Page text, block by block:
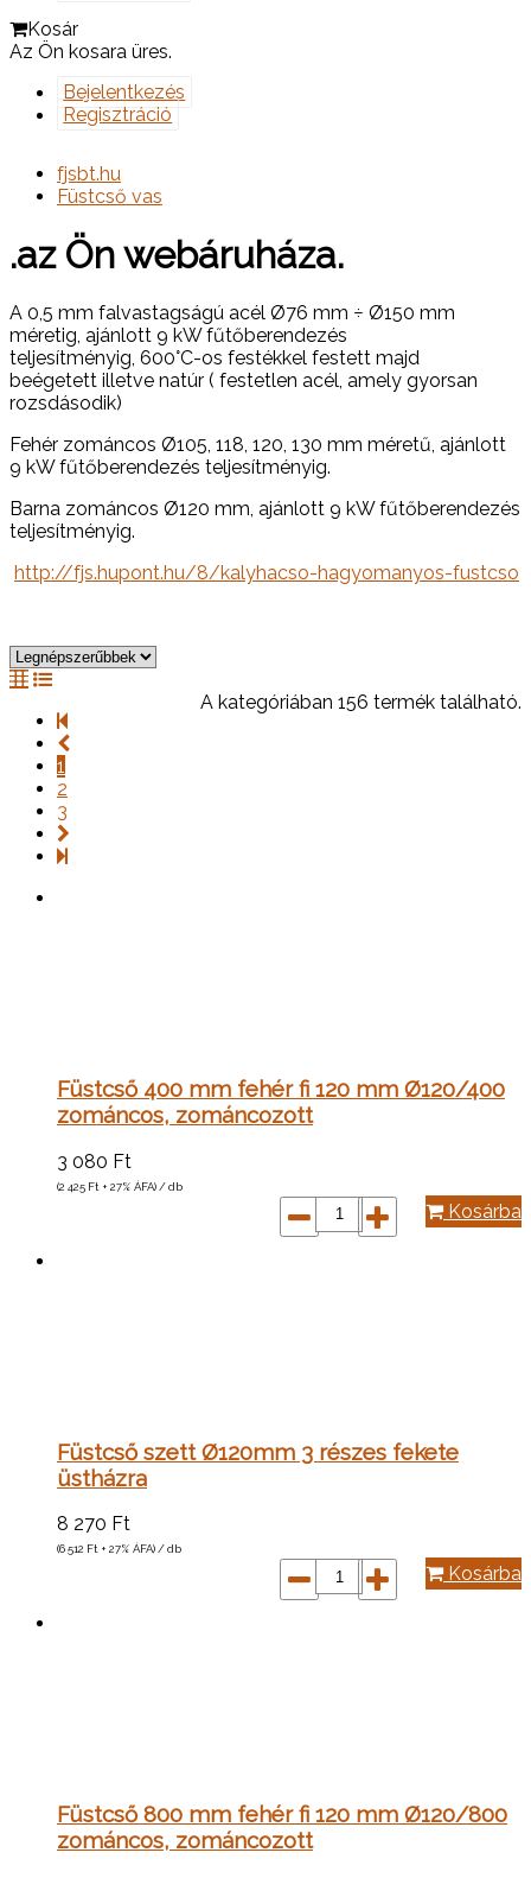
Kosár
Az Ön kosara üres.
Bejelentkezés
Regisztráció
fjsbt.hu
Füstcső vas
.az Ön webáruháza.
A 0,5 mm falvastagságú acél Ø76 mm ÷ Ø150 mm
méretig, ajánlott 9 kW fűtőberendezés
teljesítményig, 600°C-os festékkel festett majd
beégetett illetve natúr ( festetlen acél, amely gyorsan
rozsdásodik)
Fehér zománcos Ø105, 118, 120, 130 mm méretű, ajánlott
9 kW fűtőberendezés teljesítményig.
Barna zománcos Ø120 mm, ajánlott 9 kW fűtőberendezés
teljesítményig.
http://fjs.hupont.hu/8/kalyhacso-hagyomanyos-fustcso
A kategóriában 156 termék található.
1
2
3
Füstcső 400 mm fehér fi 120 mm Ø120/400
zománcos, zománcozott
3 080 Ft
(2 425 Ft + 27% ÁFA) / db
Kosárba
Füstcső szett Ø120mm 3 részes fekete
üstházra
8 270 Ft
(6 512 Ft + 27% ÁFA) / db
Kosárba
Füstcső 800 mm fehér fi 120 mm Ø120/800
zománcos, zománcozott